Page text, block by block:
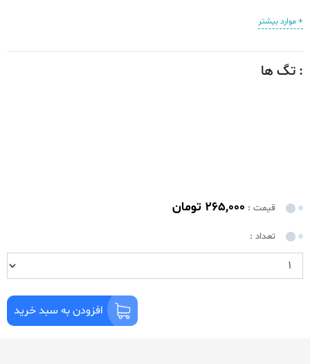
+ موارد بیشتر
: تگ ها
قیمت : 265,000 تومان
تعداد :
افزودن به سبد خرید